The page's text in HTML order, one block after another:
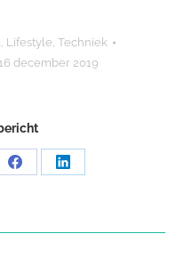
, Lifestyle, Techniek
16 december 2019
Share Share